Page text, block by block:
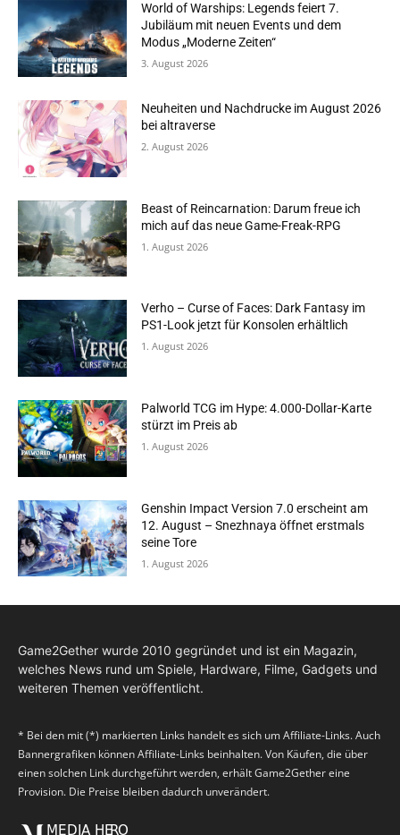
World of Warships: Legends feiert 7.
Jubiläum mit neuen Events und dem
Modus „Moderne Zeiten“
3. August 2026
Neuheiten und Nachdrucke im August 2026
bei altraverse
2. August 2026
Beast of Reincarnation: Darum freue ich
mich auf das neue Game-Freak-RPG
1. August 2026
Verho – Curse of Faces: Dark Fantasy im
PS1-Look jetzt für Konsolen erhältlich
1. August 2026
Palworld TCG im Hype: 4.000-Dollar-Karte
stürzt im Preis ab
1. August 2026
Genshin Impact Version 7.0 erscheint am
12. August – Snezhnaya öffnet erstmals
seine Tore
1. August 2026
Game2Gether wurde 2010 gegründet und ist ein Magazin,
welches News rund um Spiele, Hardware, Filme, Gadgets und
weiteren Themen veröffentlicht.
* Bei den mit (*) markierten Links handelt es sich um Affiliate-Links. Auch
Bannergrafiken können Affiliate-Links beinhalten. Von Käufen, die über
einen solchen Link durchgeführt werden, erhält Game2Gether eine
Provision. Die Preise bleiben dadurch unverändert.